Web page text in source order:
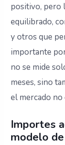
positivo, pero
equilibrado,
y otros que
importante
no se mide
meses, sino
el mercado
Importes
modelo